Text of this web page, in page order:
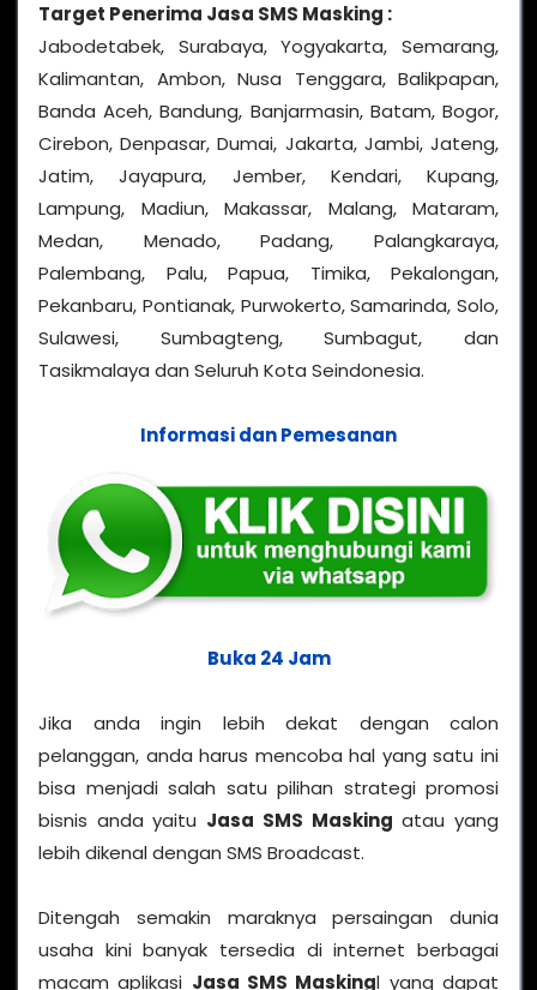
Target Penerima Jasa SMS Masking :
Jabodetabek, Surabaya, Yogyakarta, Semarang,
Kalimantan, Ambon, Nusa Tenggara, Balikpapan,
Banda Aceh, Bandung, Banjarmasin, Batam, Bogor,
Cirebon, Denpasar, Dumai, Jakarta, Jambi, Jateng,
Jatim, Jayapura, Jember, Kendari, Kupang,
Lampung, Madiun, Makassar, Malang, Mataram,
Medan, Menado, Padang, Palangkaraya,
Palembang, Palu, Papua, Timika, Pekalongan,
Pekanbaru, Pontianak, Purwokerto, Samarinda, Solo,
Sulawesi, Sumbagteng, Sumbagut, dan
Tasikmalaya dan Seluruh Kota Seindonesia.
Informasi dan Pemesanan
Buka 24 Jam
Jika anda ingin lebih dekat dengan calon
pelanggan, anda harus mencoba hal yang satu ini
bisa menjadi salah satu pilihan strategi promosi
bisnis anda yaitu Jasa SMS Masking atau yang
lebih dikenal dengan SMS Broadcast.
Ditengah semakin maraknya persaingan dunia
usaha kini banyak tersedia di internet berbagai
macam aplikasi Jasa SMS Maskingl yang dapat